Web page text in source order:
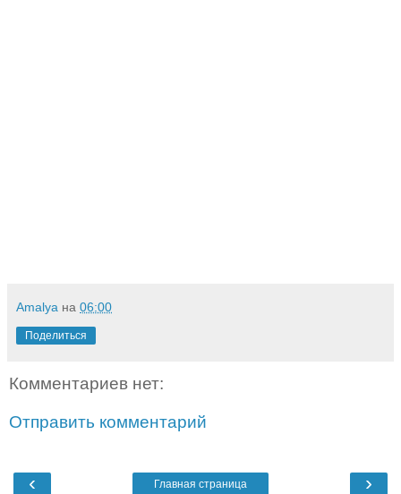
Amalya на 06:00
Поделиться
Комментариев нет:
Отправить комментарий
‹ ›
Главная страница